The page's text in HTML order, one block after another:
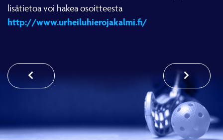
lisätietoa voi hakea osoitteesta
http://www.urheiluhierojakalmi.fi/